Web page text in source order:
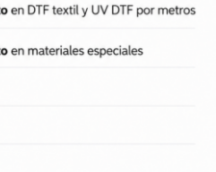
vasos, botellas,
de objetos y